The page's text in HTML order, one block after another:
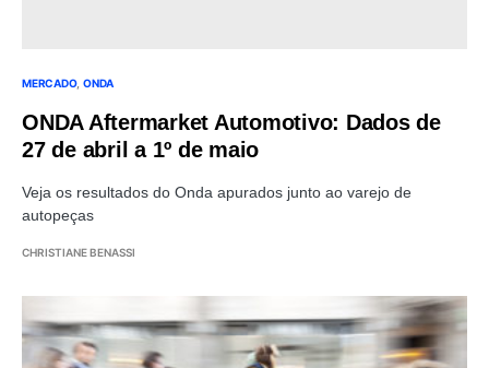
MERCADO ONDA
ONDA Aftermarket Automotivo: Dados de
27 de abril a 1º de maio
Veja os resultados do Onda apurados junto ao varejo de
autopeças
CHRISTIANE BENASSI